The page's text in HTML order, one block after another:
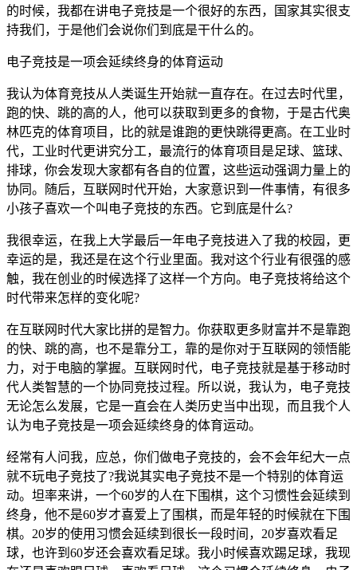
的时候，我都在讲电子竞技是一个很好的东西，国家其实很支
持我们，于是他们会说你们到底是干什么的。
电子竞技是一项会延续终身的体育运动
我认为体育竞技从人类诞生开始就一直存在。在过去时代里，
跑的快、跳的高的人，他可以获取到更多的食物，于是古代奥
林匹克的体育项目，比的就是谁跑的更快跳得更高。在工业时
代，工业时代更讲究分工，最流行的体育项目是足球、篮球、
排球，你会发现大家都有各自的位置，这些运动强调力量上的
协同。随后，互联网时代开始，大家意识到一件事情，有很多
小孩子喜欢一个叫电子竞技的东西。它到底是什么?
我很幸运，在我上大学最后一年电子竞技进入了我的校园，更
幸运的是，我还是在这个行业里面。我对这个行业有很强的感
触，我在创业的时候选择了这样一个方向。电子竞技将给这个
时代带来怎样的变化呢?
在互联网时代大家比拼的是智力。你获取更多财富并不是靠跑
的快、跳的高，也不是靠分工，靠的是你对于互联网的领悟能
力，对于电脑的掌握。互联网时代，电子竞技就是基于移动时
代人类智慧的一个协同竞技过程。所以说，我认为，电子竞技
无论怎么发展，它是一直会在人类历史当中出现，而且我个人
认为电子竞技是一项会延续终身的体育运动。
经常有人问我，应总，你们做电子竞技的，会不会年纪大一点
就不玩电子竞技了?我说其实电子竞技不是一个特别的体育运
动。坦率来讲，一个60岁的人在下围棋，这个习惯性会延续到
终身，他不是60岁才喜爱上了围棋，而是年轻的时候就在下围
棋。20岁的使用习惯会延续到很长一段时间，20岁喜欢看足
球，也许到60岁还会喜欢看足球。我小时候喜欢踢足球，我现